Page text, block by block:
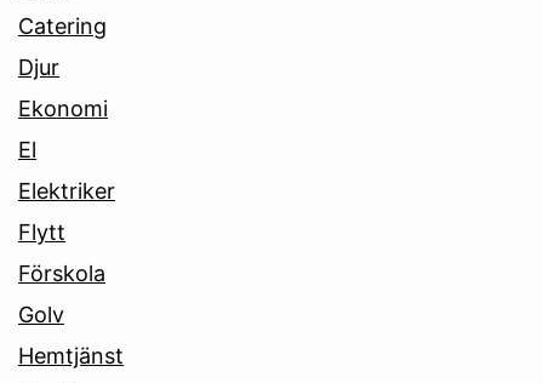
Catering
Djur
Ekonomi
El
Elektriker
Flytt
Förskola
Golv
Hemtjänst